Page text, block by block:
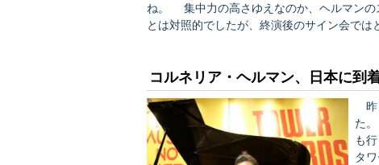
ね。 集中力の高さゆえなのか、ヘルマンの
とは対照的でしたが、終演後のサイン会で
の取材記事が、現在発売中の月刊誌に掲載
コルネリア・ヘルマン、日本に到着
昨
た
も行ってみ
タ